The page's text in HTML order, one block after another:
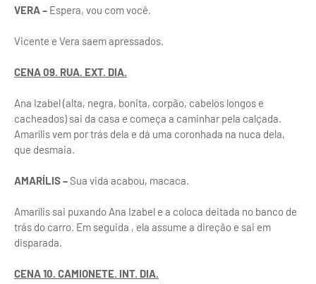
VERA – Espera, vou com você.
Vicente e Vera saem apressados.
CENA 09. RUA. EXT. DIA.
Ana Izabel (alta, negra, bonita, corpão, cabelos longos e
cacheados) sai da casa e começa a caminhar pela calçada.
Amarílis vem por trás dela e dá uma coronhada na nuca dela,
que desmaia.
AMARÍLIS – Sua vida acabou, macaca.
Amarílis sai puxando Ana Izabel e a coloca deitada no banco de
trás do carro. Em seguida , ela assume a direção e sai em
disparada.
CENA 10. CAMIONETE. INT. DIA.